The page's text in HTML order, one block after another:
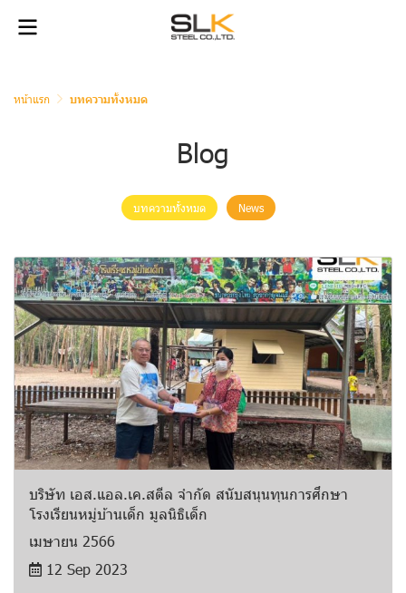
หน้าแรก บทความทั้งหมด
Blog
บทความทั้งหมด News
บริษัท เอส.แอล.เค.สตีล จำกัด สนับสนุนทุนการศึกษา
โรงเรียนหมู่บ้านเด็ก มูลนิธิเด็ก
เมษายน 2566
12 Sep 2023